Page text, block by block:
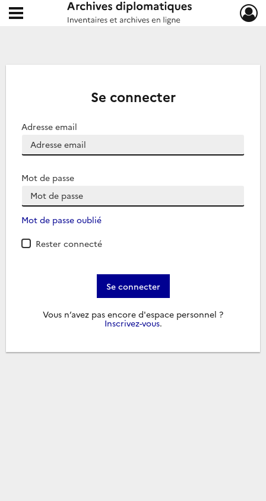
Archives diplomatiques
Ouvrir le menu déroulant
Se connecter
Adresse email
Mot de passe
Mot de passe oublié
Rester connecté
Se connecter
Vous n’avez pas encore d'espace personnel ?
Inscrivez-vous.